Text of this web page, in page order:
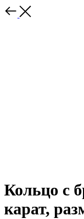
Кольцо с
карат,